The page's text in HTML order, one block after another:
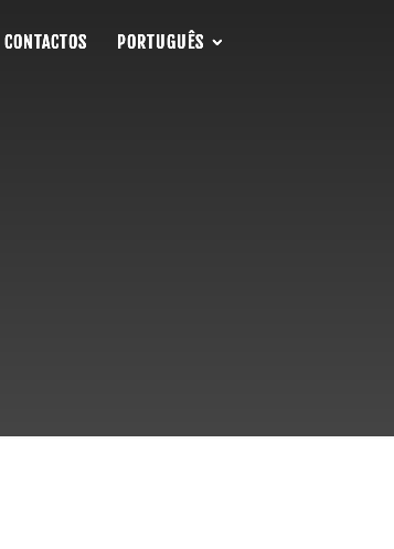
CONTACTOS PORTUGUÊS
CONTACTOS PORTUGUÊS
CONTACTOS PORTUGUÊS